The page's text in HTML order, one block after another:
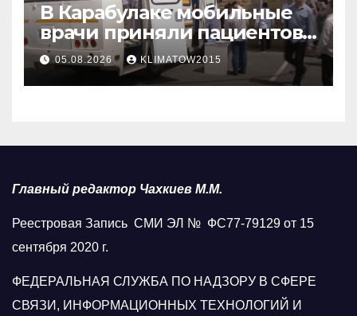
В Карабулаке мобильные
врачи приняли пациентов
у стен мечети
05.08.2026 KLIMATOW2015
Главный редактор Чахкиев М.М.
Реестровая Запись СМИ ЭЛ № ФС77-79129 от 15
сентября 2020 г.
ФЕДЕРАЛЬНАЯ СЛУЖБА ПО НАДЗОРУ В СФЕРЕ
СВЯЗИ, ИНФОРМАЦИОННЫХ ТЕХНОЛОГИЙ И